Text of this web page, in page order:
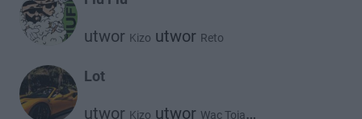
utwor Kizo utwor Reto
Lot
utwor Kizo utwor Wac Toja